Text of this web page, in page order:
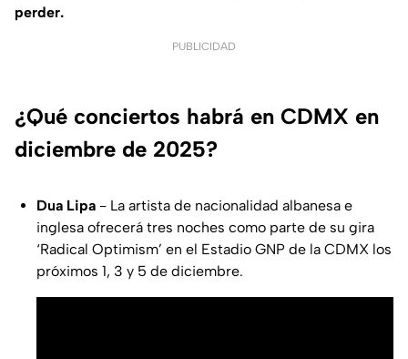
perder.
PUBLICIDAD
¿Qué conciertos habrá en CDMX en
diciembre de 2025?
Dua Lipa - La artista de nacionalidad albanesa e
inglesa ofrecerá tres noches como parte de su gira
‘Radical Optimism’ en el Estadio GNP de la CDMX los
próximos 1, 3 y 5 de diciembre.